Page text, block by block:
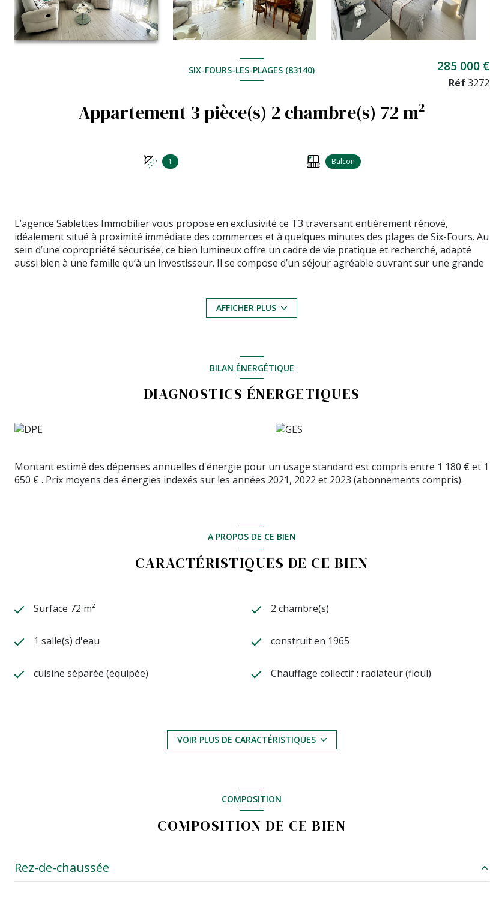
SIX-FOURS-LES-PLAGES (83140)
Appartement 3 pièce(s) 2 chambre(s) 72 m²
1 Balcon
285 000 €
Réf3272
L’agence Sablettes Immobilier vous propose en exclusivité ce T3 traversant entièrement rénové,
idéalement situé à proximité immédiate des commerces et à quelques minutes des plages de Six-Fours. Au
sein d’une copropriété sécurisée, ce bien lumineux offre un cadre de vie pratique et recherché, adapté
aussi bien à une famille qu’à un investisseur. Il se compose d’un séjour agréable ouvrant sur une grande
Proche des écoles, services, transports et commerces, cet appartement bénéficie d’un emplacement
privilégié alliant qualité de vie, accessibilité et fort potentiel locatif
AFFICHER PLUS
BILAN ÉNERGÉTIQUE
DIAGNOSTICS ÉNERGETIQUES
Montant estimé des dépenses annuelles d'énergie pour un usage standard est compris entre 1 180 € et 1
650 € . Prix moyens des énergies indexés sur les années 2021, 2022 et 2023 (abonnements compris).
A PROPOS DE CE BIEN
CARACTÉRISTIQUES DE CE BIEN
Surface 72 m² 2 chambre(s)
1 salle(s) d'eau construit en 1965
cuisine séparée (équipée) Chauffage collectif : radiateur (fioul)
vue degagée
interphone
VOIR PLUS DE CARACTÉRISTIQUES
COMPOSITION
COMPOSITION DE CE BIEN
Rez-de-chaussée